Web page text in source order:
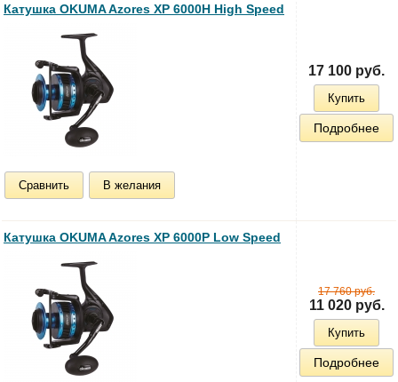
Катушка OKUMA Azores XP 6000H High Speed
Сравнить В желания
17 100 руб.
Купить
Подробнее
Катушка OKUMA Azores XP 6000P Low Speed
17 760 руб.
11 020 руб.
Купить
Подробнее